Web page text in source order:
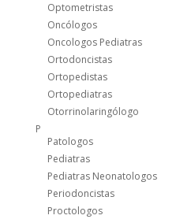
Optometristas
Oncólogos
Oncologos Pediatras
Ortodoncistas
Ortopedistas
Ortopediatras
Otorrinolaringólogo
P
Patologos
Pediatras
Pediatras Neonatologos
Periodoncistas
Proctologos